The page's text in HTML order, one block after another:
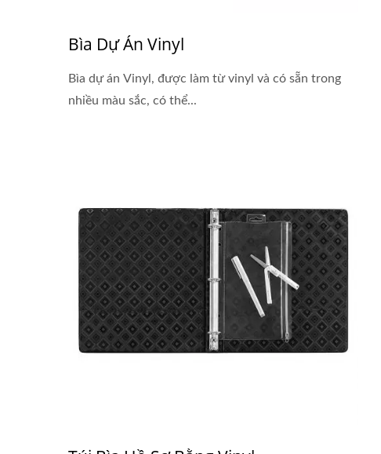
Bìa Dự Án Vinyl
Bìa dự án Vinyl, được làm từ vinyl và có sẵn trong
nhiều màu sắc, có thể...